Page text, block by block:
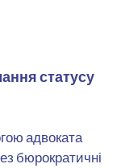
статусу
адвоката
бюрократичні